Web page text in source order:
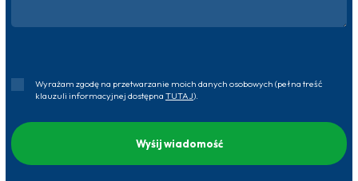
Wyrażam zgodę na przetwarzanie moich danych osobowych (pełna treść
klauzuli informacyjnej dostępna TUTAJ).